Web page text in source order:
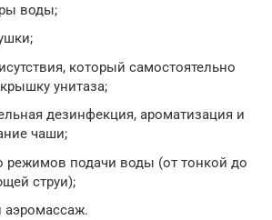
воды;
который самостоятельно
унитаза;
дезинфекция, ароматизация и
чаши;
режимов подачи воды (от тонкой до
струи);
аэромассаж.